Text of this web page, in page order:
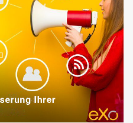
Karriere
Testen Sie eXo